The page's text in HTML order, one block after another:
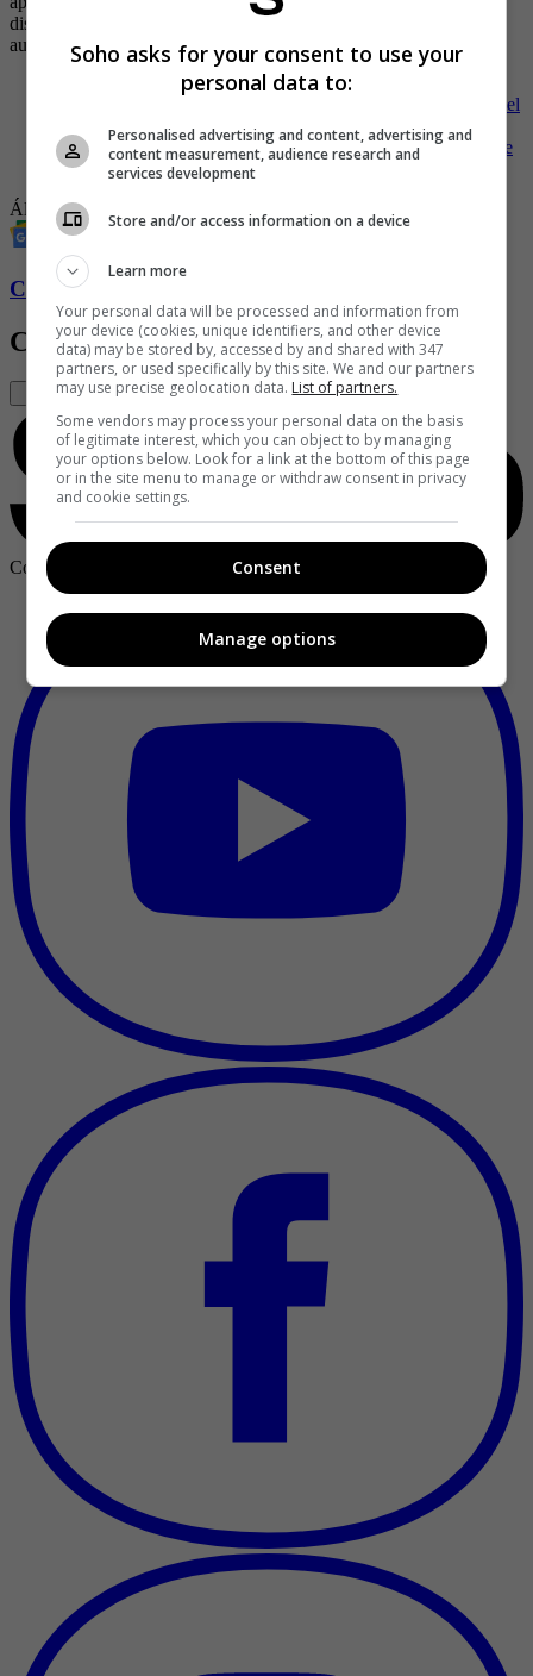
dispone la ley, las fotos se tomaron con su consentimiento y la
autorización expresa de sus padres.
Álvaro Uribe debe retractarse por afirmaciones contra Daniel
Samper
- SoHo se pronuncia sobre la controversia entre Álvaro Uribe
y Daniel Samper
Álvaro Uribe Velez
Conozca más de Soho aquí
Contenido Relacionado
Copyright © Publicaciones Semana S.A.
Soho asks for your consent to use your
personal data to:
Personalised advertising and content, advertising and
content measurement, audience research and
services development
Store and/or access information on a device
Learn more
Your personal data will be processed and information from
your device (cookies, unique identifiers, and other device
data) may be stored by, accessed by and shared with 347
partners, or used specifically by this site. We and our partners
may use precise geolocation data. List of partners.
Some vendors may process your personal data on the basis
of legitimate interest, which you can object to by managing
your options below. Look for a link at the bottom of this page
or in the site menu to manage or withdraw consent in privacy
and cookie settings.
Consent
Manage options